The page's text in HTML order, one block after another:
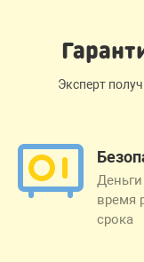
Эксперт
время
срока